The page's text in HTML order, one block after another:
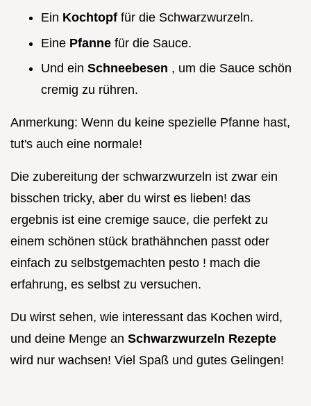
Ein Kochtopf für die Schwarzwurzeln.
Eine Pfanne für die Sauce.
Und ein Schneebesen , um die Sauce schön
cremig zu rühren.
Anmerkung: Wenn du keine spezielle Pfanne hast,
tut's auch eine normale!
Die zubereitung der schwarzwurzeln ist zwar ein
bisschen tricky, aber du wirst es lieben! das
ergebnis ist eine cremige sauce, die perfekt zu
einem schönen stück brathähnchen passt oder
einfach zu selbstgemachten pesto ! mach die
erfahrung, es selbst zu versuchen.
Du wirst sehen, wie interessant das Kochen wird,
und deine Menge an Schwarzwurzeln Rezepte
wird nur wachsen! Viel Spaß und gutes Gelingen!